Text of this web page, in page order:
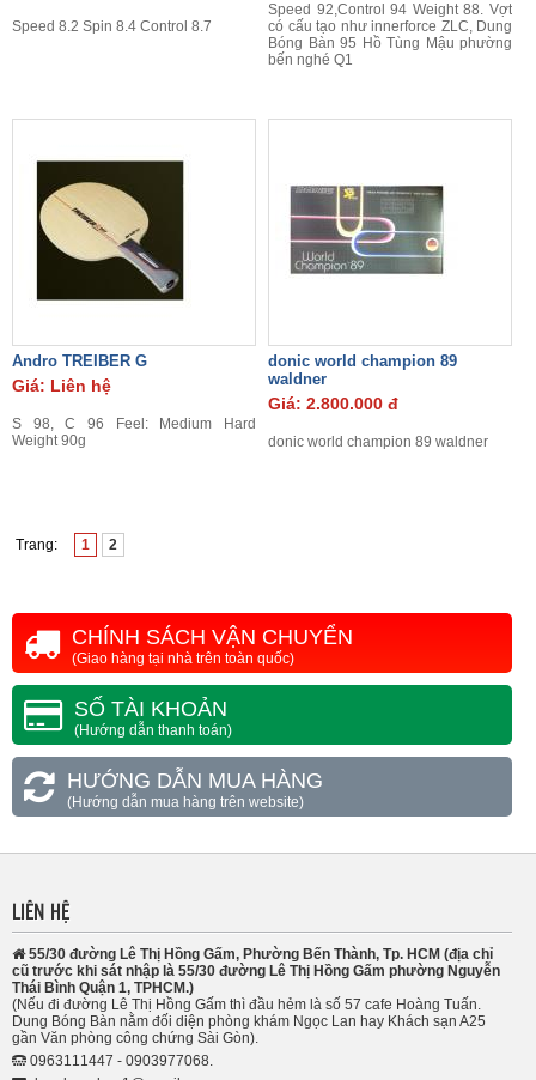
Speed 8.2 Spin 8.4 Control 8.7
Speed 92,Control 94 Weight 88. Vợt
có cấu tạo như innerforce ZLC, Dung
Bóng Bàn 95 Hồ Tùng Mậu phường
bến nghé Q1
Andro TREIBER G
Giá: Liên hệ
S 98, C 96 Feel: Medium Hard
Weight 90g
donic world champion 89
waldner
Giá: 2.800.000 đ
donic world champion 89 waldner
Trang: 1 2
CHÍNH SÁCH VẬN CHUYỂN
(Giao hàng tại nhà trên toàn quốc)
SỐ TÀI KHOẢN
(Hướng dẫn thanh toán)
HƯỚNG DẪN MUA HÀNG
(Hướng dẫn mua hàng trên website)
LIÊN HỆ
55/30 đường Lê Thị Hồng Gấm, Phường Bến Thành, Tp. HCM (địa chỉ
cũ trước khi sát nhập là 55/30 đường Lê Thị Hồng Gấm phường Nguyễn
Thái Bình Quận 1, TPHCM.)
(Nếu đi đường Lê Thị Hồng Gấm thì đầu hẻm là số 57 cafe Hoàng Tuấn.
Dung Bóng Bàn nằm đối diện phòng khám Ngọc Lan hay Khách sạn A25
gần Văn phòng công chứng Sài Gòn).
0963111447 - 0903977068.